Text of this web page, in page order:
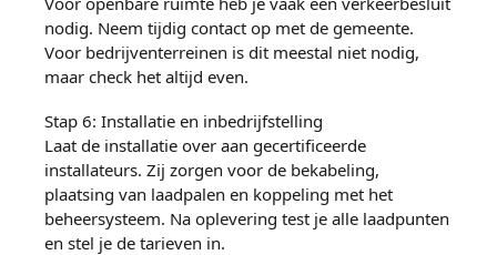
nodig. Neem tijdig contact op met de gemeente.
Voor bedrijventerreinen is dit meestal niet nodig,
maar check het altijd even.
Stap 6: Installatie en inbedrijfstelling
Laat de installatie over aan gecertificeerde
installateurs. Zij zorgen voor de bekabeling,
plaatsing van laadpalen en koppeling met het
beheersysteem. Na oplevering test je alle laadpunten
en stel je de tarieven in.